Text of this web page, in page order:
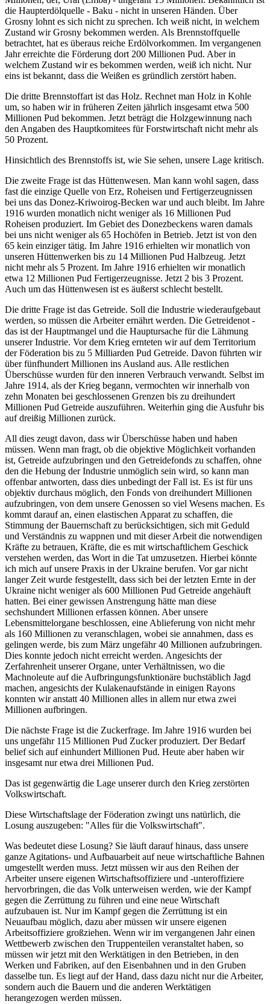
die Haupterdölquelle - Baku - nicht in unseren Händen. Über
Grosny lohnt es sich nicht zu sprechen. Ich weiß nicht, in welchem
Zustand wir Grosny bekommen werden. Als Brennstoffquelle
betrachtet, hat es überaus reiche Erdölvorkommen. Im vergangenen
Jahr erreichte die Förderung dort 200 Millionen Pud. Aber in
welchem Zustand wir es bekommen werden, weiß ich nicht. Nur
eins ist bekannt, dass die Weißen es gründlich zerstört haben.
Die dritte Brennstoffart ist das Holz. Rechnet man Holz in Kohle
um, so haben wir in früheren Zeiten jährlich insgesamt etwa 500
Millionen Pud bekommen. Jetzt beträgt die Holzgewinnung nach
den Angaben des Hauptkomitees für Forstwirtschaft nicht mehr als
50 Prozent.
Hinsichtlich des Brennstoffs ist, wie Sie sehen, unsere Lage kritisch.
Die zweite Frage ist das Hüttenwesen. Man kann wohl sagen, dass
fast die einzige Quelle von Erz, Roheisen und Fertigerzeugnissen
bei uns das Donez-Kriwoirog-Becken war und auch bleibt. Im Jahre
1916 wurden monatlich nicht weniger als 16 Millionen Pud
Roheisen produziert. Im Gebiet des Donezbeckens waren damals
bei uns nicht weniger als 65 Hochöfen in Betrieb. Jetzt ist von den
65 kein einziger tätig. Im Jahre 1916 erhielten wir monatlich von
unseren Hüttenwerken bis zu 14 Millionen Pud Halbzeug. Jetzt
nicht mehr als 5 Prozent. Im Jahre 1916 erhielten wir monatlich
etwa 12 Millionen Pud Fertigerzeugnisse. Jetzt 2 bis 3 Prozent.
Auch um das Hüttenwesen ist es äußerst schlecht bestellt.
Die dritte Frage ist das Getreide. Soll die Industrie wiederaufgebaut
werden, so müssen die Arbeiter ernährt werden. Die Getreidenot -
das ist der Hauptmangel und die Hauptursache für die Lähmung
unserer Industrie. Vor dem Krieg ernteten wir auf dem Territorium
der Föderation bis zu 5 Milliarden Pud Getreide. Davon führten wir
über fünfhundert Millionen ins Ausland aus. Alle restlichen
Überschüsse wurden für den inneren Verbrauch verwandt. Selbst im
Jahre 1914, als der Krieg begann, vermochten wir innerhalb von
zehn Monaten bei geschlossenen Grenzen bis zu dreihundert
Millionen Pud Getreide auszuführen. Weiterhin ging die Ausfuhr bis
auf dreißig Millionen zurück.
All dies zeugt davon, dass wir Überschüsse haben und haben
müssen. Wenn man fragt, ob die objektive Möglichkeit vorhanden
ist, Getreide aufzubringen und den Getreidefonds zu schaffen, ohne
den die Hebung der Industrie unmöglich sein wird, so kann man
offenbar antworten, dass dies unbedingt der Fall ist. Es ist für uns
objektiv durchaus möglich, den Fonds von dreihundert Millionen
aufzubringen, von dem unsere Genossen so viel Wesens machen. Es
kommt darauf an, einen elastischen Apparat zu schaffen, die
Stimmung der Bauernschaft zu berücksichtigen, sich mit Geduld
und Verständnis zu wappnen und mit dieser Arbeit die notwendigen
Kräfte zu betrauen, Kräfte, die es mit wirtschaftlichem Geschick
verstehen werden, das Wort in die Tat umzusetzen. Hierbei könnte
ich mich auf unsere Praxis in der Ukraine berufen. Vor gar nicht
langer Zeit wurde festgestellt, dass sich bei der letzten Ernte in der
Ukraine nicht weniger als 600 Millionen Pud Getreide angehäuft
hatten. Bei einer gewissen Anstrengung hätte man diese
sechshundert Millionen erfassen können. Aber unsere
Lebensmittelorgane beschlossen, eine Ablieferung von nicht mehr
als 160 Millionen zu veranschlagen, wobei sie annahmen, dass es
gelingen werde, bis zum März ungefähr 40 Millionen aufzubringen.
Dies konnte jedoch nicht erreicht werden. Angesichts der
Zerfahrenheit unserer Organe, unter Verhältnissen, wo die
Machnoleute auf die Aufbringungsfunktionäre buchstäblich Jagd
machen, angesichts der Kulakenaufstände in einigen Rayons
konnten wir anstatt 40 Millionen alles in allem nur etwa zwei
Millionen aufbringen.
Die nächste Frage ist die Zuckerfrage. Im Jahre 1916 wurden bei
uns ungefähr 115 Millionen Pud Zucker produziert. Der Bedarf
belief sich auf einhundert Millionen Pud. Heute aber haben wir
insgesamt nur etwa drei Millionen Pud.
Das ist gegenwärtig die Lage unserer durch den Krieg zerstörten
Volkswirtschaft.
Diese Wirtschaftslage der Föderation zwingt uns natürlich, die
Losung auszugeben: "Alles für die Volkswirtschaft".
Was bedeutet diese Losung? Sie läuft darauf hinaus, dass unsere
ganze Agitations- und Aufbauarbeit auf neue wirtschaftliche Bahnen
umgestellt werden muss. Jetzt müssen wir aus den Reihen der
Arbeiter unsere eigenen Wirtschaftsoffiziere und -unteroffiziere
hervorbringen, die das Volk unterweisen werden, wie der Kampf
gegen die Zerrüttung zu führen und eine neue Wirtschaft
aufzubauen ist. Nur im Kampf gegen die Zerrüttung ist ein
Neuaufbau möglich, dazu aber müssen wir unsere eigenen
Arbeitsoffiziere großziehen. Wenn wir im vergangenen Jahr einen
Wettbewerb zwischen den Truppenteilen veranstaltet haben, so
müssen wir jetzt mit den Werktätigen in den Betrieben, in den
Werken und Fabriken, auf den Eisenbahnen und in den Gruben
dasselbe tun. Es liegt auf der Hand, dass dazu nicht nur die Arbeiter,
sondern auch die Bauern und die anderen Werktätigen
herangezogen werden müssen.